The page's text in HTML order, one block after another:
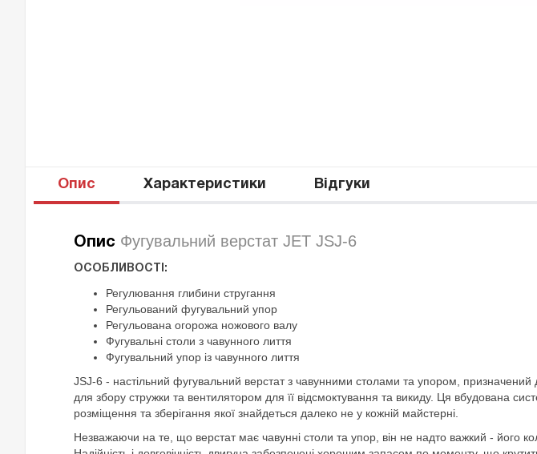
Опис Характеристики Відгуки
Опис Фугувальний верстат JET JSJ-6
ОСОБЛИВОСТІ:
Регулювання глибини стругання
Регульований фугувальний упор
Регульована огорожа ножового валу
Фугувальні столи з чавунного лиття
Фугувальний упор із чавунного лиття
JSJ-6 - настільний фугувальний верстат з чавунними столами та упором,
для збору стружки та вентилятором для її відсмоктування та викиду. Ця вбудована
розміщення та зберігання якої знайдеться далеко не у кожній майстерні.
Незважаючи на те, що верстат має чавунні столи та упор, він не надто важкий - його